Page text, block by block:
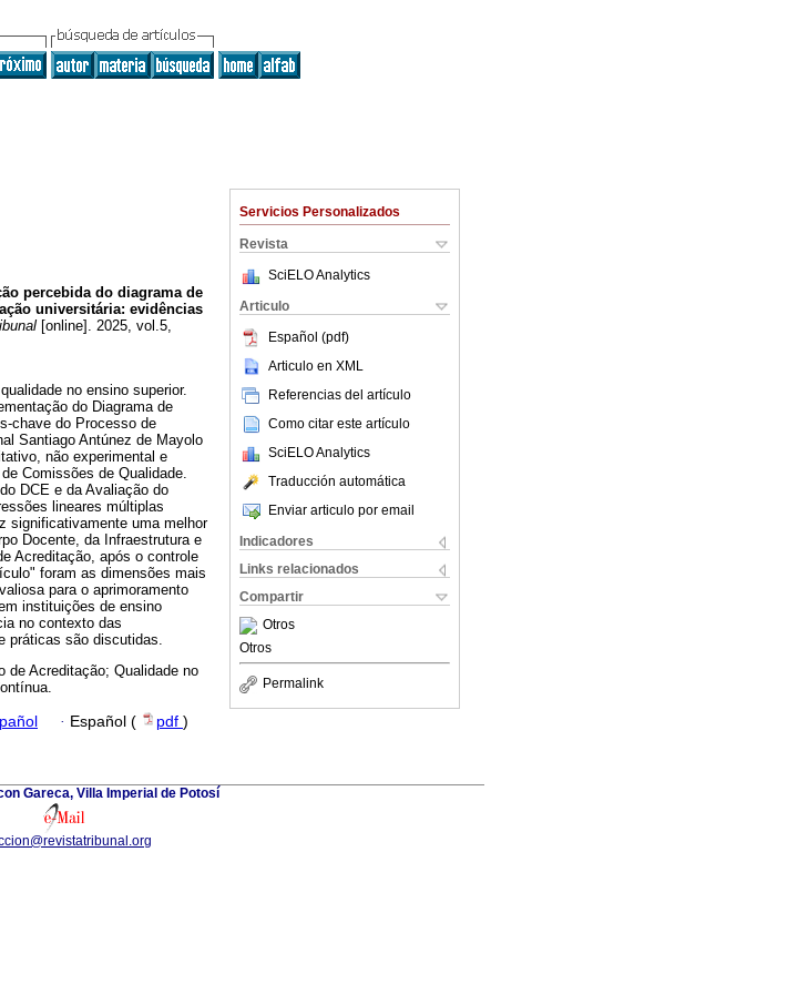
Servicios Personalizados
Revista
SciELO Analytics
Articulo
Español (pdf)
Articulo en XML
Referencias del artículo
Como citar este artículo
SciELO Analytics
Traducción automática
Enviar articulo por email
Indicadores
Links relacionados
Compartir
Otros
Otros
Permalink
percebida do diagrama de
universitária: evidências
[online]. 2025, vol.5,
no ensino superior.
do Diagrama de
chave do Processo de
Santiago Antúnez de Mayolo
não experimental e
Comissões de Qualidade.
DCE e da Avaliação do
lineares múltiplas
significativamente uma melhor
Docente, da Infraestrutura e
Acreditação, após o controle
foram as dimensões mais
para o aprimoramento
instituições de ensino
no contexto das
práticas são discutidas.
de Acreditação; Qualidade no
· Español ( pdf )
Gareca, Villa Imperial de Potosí